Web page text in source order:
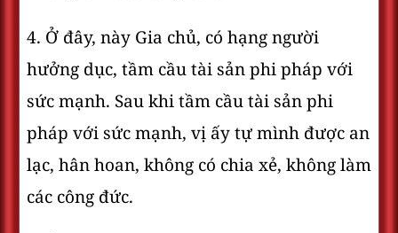
4. Ở đây, này Gia chủ, có hạng người
hưởng dục, tầm cầu tài sản phi pháp với
sức mạnh. Sau khi tầm cầu tài sản phi
pháp với sức mạnh, vị ấy tự mình được an
lạc, hân hoan, không có chia xẻ, không làm
các công đức.